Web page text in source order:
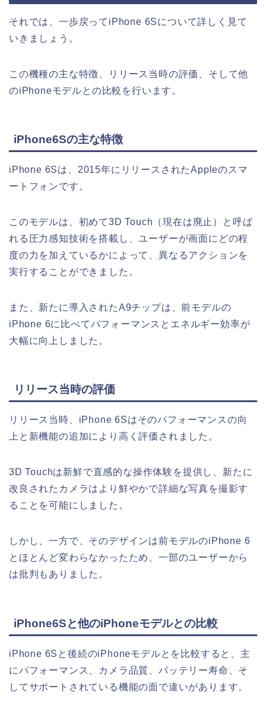
それでは、一歩戻ってiPhone 6Sについて詳しく見て
いきましょう。
この機種の主な特徴、リリース当時の評価、そして他
のiPhoneモデルとの比較を行います。
iPhone6Sの主な特徴
iPhone 6Sは、2015年にリリースされたAppleのスマ
ートフォンです。
このモデルは、初めて3D Touch（現在は廃止）と呼ば
れる圧力感知技術を搭載し、ユーザーが画面にどの程
度の力を加えているかによって、異なるアクションを
実行することができました。
また、新たに導入されたA9チップは、前モデルの
iPhone 6に比べてパフォーマンスとエネルギー効率が
大幅に向上しました。
リリース当時の評価
リリース当時、iPhone 6Sはそのパフォーマンスの向
上と新機能の追加により高く評価されました。
3D Touchは新鮮で直感的な操作体験を提供し、新たに
改良されたカメラはより鮮やかで詳細な写真を撮影す
ることを可能にしました。
しかし、一方で、そのデザインは前モデルのiPhone 6
とほとんど変わらなかったため、一部のユーザーから
は批判もありました。
iPhone6Sと他のiPhoneモデルとの比較
iPhone 6Sと後続のiPhoneモデルとを比較すると、主
にパフォーマンス、カメラ品質、バッテリー寿命、そ
してサポートされている機能の面で違いがあります。